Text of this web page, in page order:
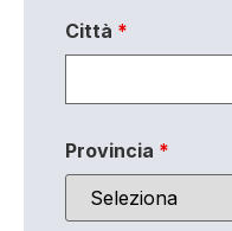
Città *
Provincia *